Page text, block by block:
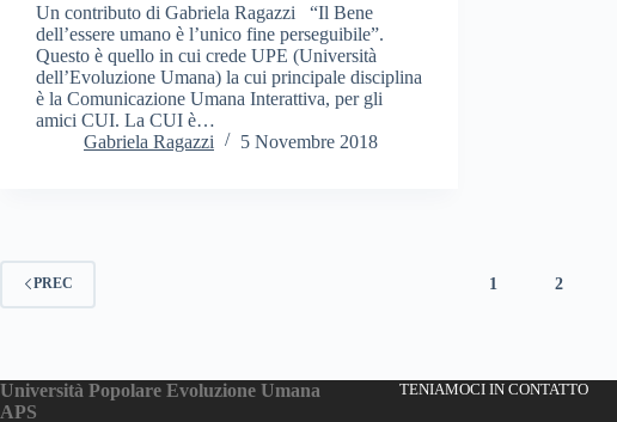
Un contributo di Gabriela Ragazzi “Il Bene
dell’essere umano è l’unico fine perseguibile”.
Questo è quello in cui crede UPE (Università
dell’Evoluzione Umana) la cui principale disciplina
è la Comunicazione Umana Interattiva, per gli
amici CUI. La CUI è…
Gabriela Ragazzi
5 Novembre 2018
PREC 1 2
Università Popolare Evoluzione Umana
APS
TENIAMOCI IN CONTATTO